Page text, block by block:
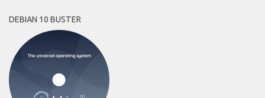
DEBIAN 10 BUSTER